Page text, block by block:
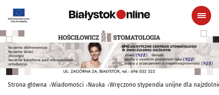
Strona główna Wiadomości Nauka Wręczono stypendia unijne dla